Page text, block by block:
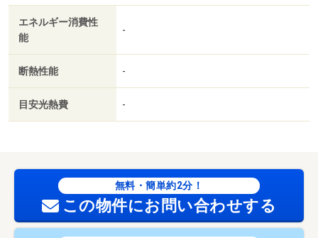
一都三県のマンション売買のスペシャリスト集団です。
■ご案内時にはお客様のご自宅までお伺いいたしますの
で、ご来店の必要はございません。■他社さん掲載物件も
考】ペット不可・全居室収納・修繕・点検の記録
国土法届出：不要
法令等制限：仲介手数料キャッシュバックキャンペーン対
２－２３」にて記事監修
エネルギー消費性
能
-
断熱性能 -
目安光熱費 -
無料・簡単約2分！
この物件にお問い合わせする